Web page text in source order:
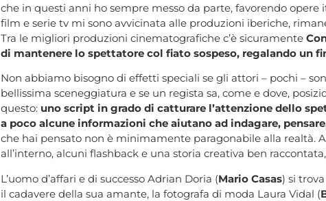
che in questi anni ho sempre messo da parte, favorendo opere
film e serie tv mi sono avvicinata alle produzioni iberiche,
Tra le migliori produzioni cinematografiche c’è sicuramente
di mantenere lo spettatore col fiato sospeso, regalando un
Non abbiamo bisogno di effetti speciali se gli attori – pochi –
bellissima sceneggiatura e se un regista sa, come e dove,
questo: uno script in grado di catturare l’attenzione dello
a poco alcune informazioni che aiutano ad indagare,
che hai pensato non è minimamente paragonabile alla realtà.
all’interno, alcuni flashback e una storia creativa ben
L’uomo d’affari e di successo Adrian Doria (Mario Casas) si
il cadavere della sua amante, la fotografa di moda Laura Vidal (